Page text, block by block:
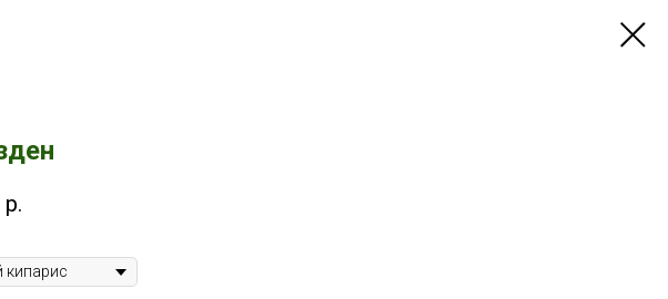
р.